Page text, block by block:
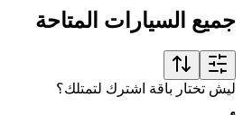
جميع السيارات المتاحة
ليش تختار باقة اشترك لتمتلك؟